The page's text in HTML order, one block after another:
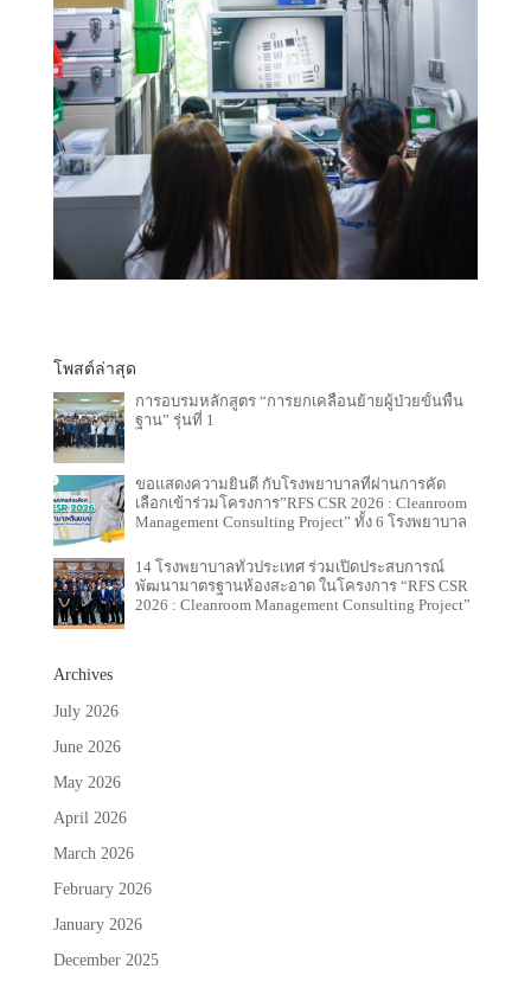
โพสต์ล่าสุด
การอบรมหลักสูตร “การยกเคลื่อนย้ายผู้ป่วยขั้นพื้น
ฐาน” รุ่นที่ 1
ขอแสดงความยินดี กับโรงพยาบาลที่ผ่านการคัด
เลือกเข้าร่วมโครงการ”RFS CSR 2026 : Cleanroom
Management Consulting Project” ทั้ง 6 โรงพยาบาล
14 โรงพยาบาลทั่วประเทศ ร่วมเปิดประสบการณ์
พัฒนามาตรฐานห้องสะอาด ในโครงการ “RFS CSR
2026 : Cleanroom Management Consulting Project”
Archives
July 2026
June 2026
May 2026
April 2026
March 2026
February 2026
January 2026
December 2025